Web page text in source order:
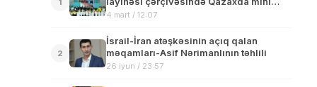
1
futbol turniri keçirilib
4 mart / 12:07
2
İsrail-İran atəşkəsinin açıq qalan
məqamları-Asif Nərimanlının təhlili
26 iyun / 23:57